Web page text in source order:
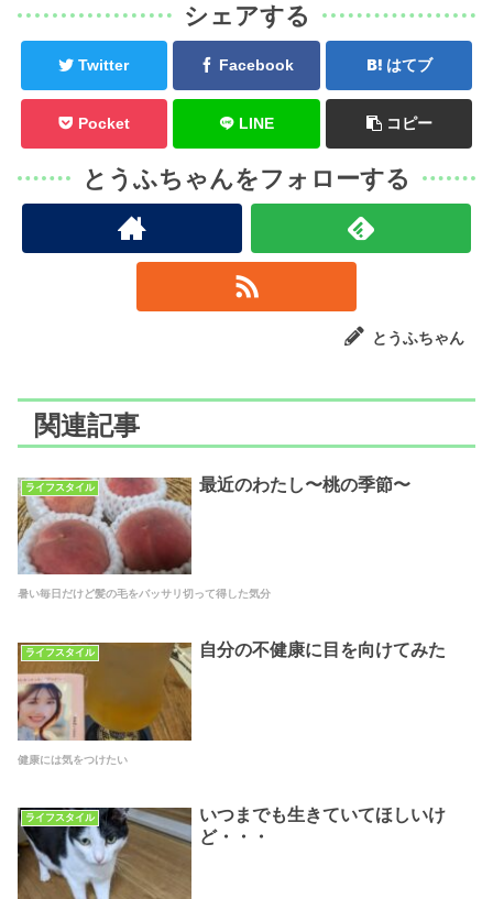
シェアする
Twitter Facebook はてブ
Pocket LINE コピー
とうふちゃんをフォローする
とうふちゃん
関連記事
ライフスタイル 最近のわたし〜桃の季節〜
暑い毎日だけど髪の毛をバッサリ切って得した気分
ライフスタイル 自分の不健康に目を向けてみた
健康には気をつけたい
ライフスタイル
いつまでも生きていてほしいけ
ど・・・